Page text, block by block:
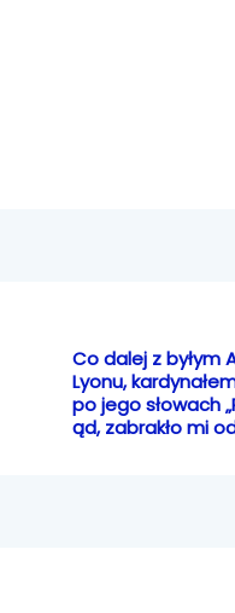
Co dalej z byłym
Lyonu,
po jego słowach
ąd, zabrakło mi